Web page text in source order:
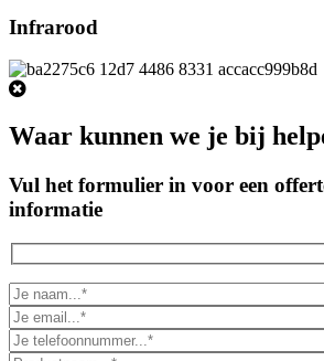
Infrarood
Waar kunnen we je bij
Vul het formulier in voor een
informatie